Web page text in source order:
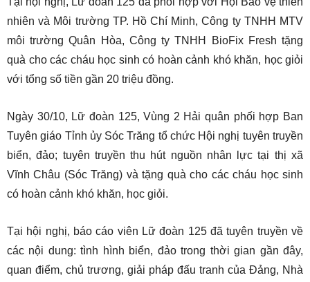
nhiên và Môi trường TP. Hồ Chí Minh, Công ty TNHH MTV
môi trường Quân Hòa, Công ty TNHH BioFix Fresh tặng
quà cho các cháu học sinh có hoàn cảnh khó khăn, học giỏi
với tổng số tiền gần 20 triệu đồng.
Ngày 30/10, Lữ đoàn 125, Vùng 2 Hải quân phối hợp Ban
Tuyên giáo Tỉnh ủy Sóc Trăng tổ chức Hội nghị tuyên truyền
biển, đảo; tuyên truyền thu hút nguồn nhân lực tại thị xã
Vĩnh Châu (Sóc Trăng) và tặng quà cho các cháu học sinh
có hoàn cảnh khó khăn, học giỏi.
Tại hội nghị, báo cáo viên Lữ đoàn 125 đã tuyên truyền về
các nội dung: tình hình biển, đảo trong thời gian gần đây,
quan điểm, chủ trương, giải pháp đấu tranh của Đảng, Nhà